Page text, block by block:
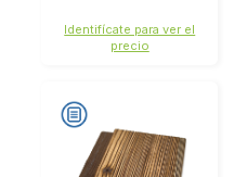
Identifícate para ver el
precio